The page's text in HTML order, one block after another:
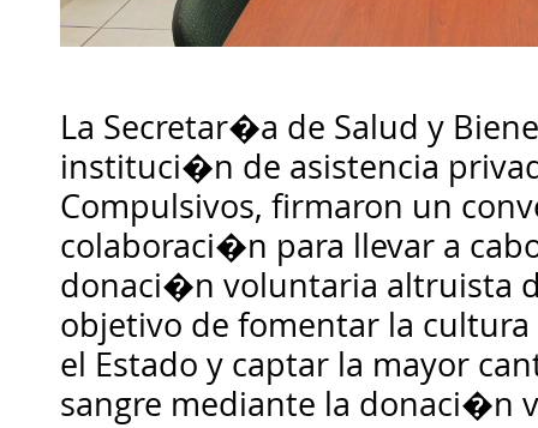
La Secretar�a de Salud y
instituci�n de asistencia
Compulsivos, firmaron un
colaboraci�n para llevar a
donaci�n voluntaria altruista
objetivo de fomentar la
el Estado y captar la mayor
sangre mediante la donaci�n